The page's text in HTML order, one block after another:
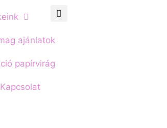
ajánlatok
papírvirág
Kapcsolat